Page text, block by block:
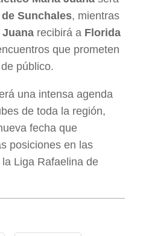
Sunchales, mientras
Juana recibirá a Florida
que prometen
público.
una intensa agenda
de toda la región,
fecha que
posiciones en las
Liga Rafaelina de